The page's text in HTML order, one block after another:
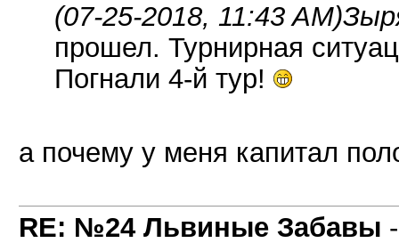
(07-25-2018, 11:43 AM)
прошел. Турнирная
Погнали 4-й тур!
а почему у меня капитал
RE: №24 Львиные Забавы